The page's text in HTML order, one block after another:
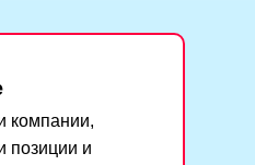
компании,
позиции и